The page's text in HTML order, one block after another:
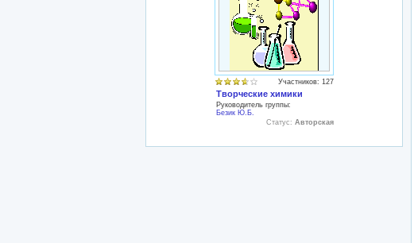
Участников: 127
Творческие химики
Руководитель группы:
Безик Ю.Б.
Статус: Авторская